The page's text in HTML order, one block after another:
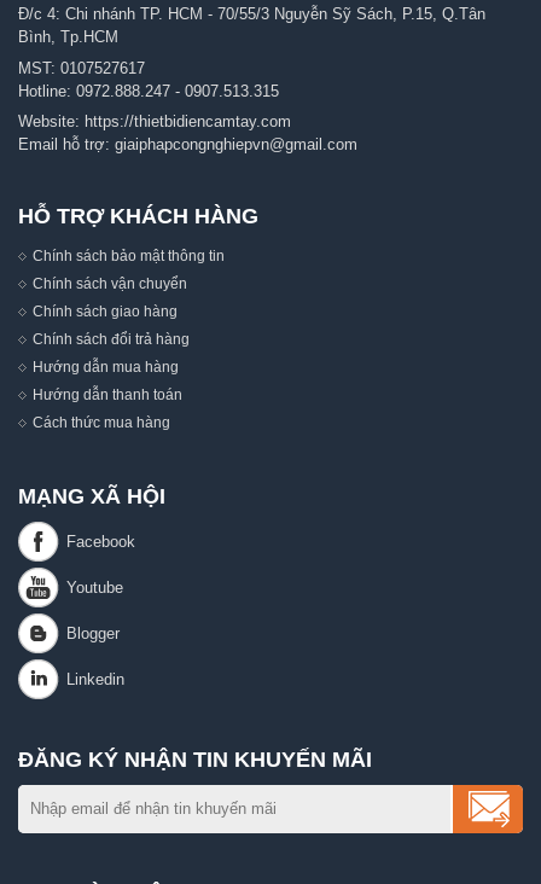
Đ/c 4: Chi nhánh TP. HCM - 70/55/3 Nguyễn Sỹ Sách, P.15, Q.Tân
Bình, Tp.HCM
MST: 0107527617
Hotline: 0972.888.247 - 0907.513.315
Website: https://thietbidiencamtay.com
Email hỗ trợ: giaiphapcongnghiepvn@gmail.com
HỖ TRỢ KHÁCH HÀNG
Chính sách bảo mật thông tin
Chính sách vận chuyển
Chính sách giao hàng
Chính sách đổi trả hàng
Hướng dẫn mua hàng
Hướng dẫn thanh toán
Cách thức mua hàng
MẠNG XÃ HỘI
ĐĂNG KÝ NHẬN TIN KHUYẾN MÃI